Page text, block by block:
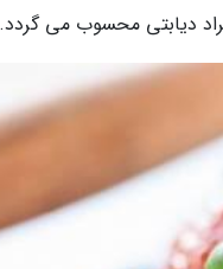
دیابتی محسوب می گردد.